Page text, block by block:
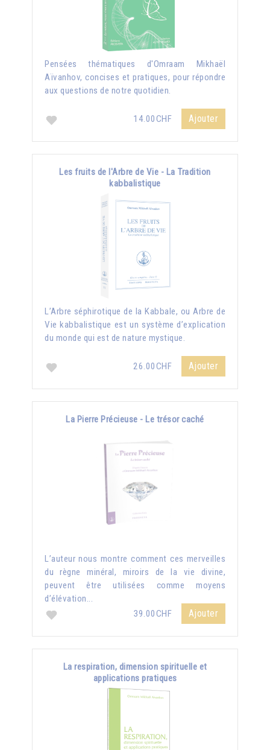
Pensées thématiques d'Omraam Mikhaël
Aïvanhov, concises et pratiques, pour répondre
aux questions de notre quotidien.
14.00CHF Ajouter
Les fruits de l'Arbre de Vie - La Tradition
kabbalistique
L’Arbre séphirotique de la Kabbale, ou Arbre de
Vie kabbalistique est un système d’explication
du monde qui est de nature mystique.
26.00CHF Ajouter
La Pierre Précieuse - Le trésor caché
L’auteur nous montre comment ces merveilles
du règne minéral, miroirs de la vie divine,
peuvent être utilisées comme moyens
d’élévation...
39.00CHF
Ajouter
La respiration, dimension spirituelle et
applications pratiques